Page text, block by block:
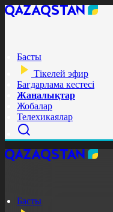
Басты
Тікелей эфир
Бағдарлама кестесі
Жаңалықтар
Жобалар
Телехикаялар
Басты